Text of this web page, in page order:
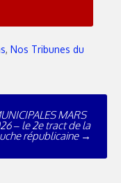
, Nos Tribunes du
MARS
– le 2e tract de la
républicaine →